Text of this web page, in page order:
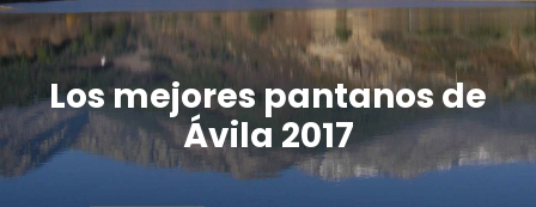
Los mejores pantanos de
Ávila 2017